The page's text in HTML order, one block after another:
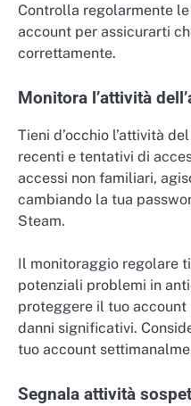
Controlla regolarmente
account per assicurarti
correttamente.
Monitora l’attività
Tieni d’occhio l’attività
recenti e tentativi di
accessi non familiari,
cambiando la tua
Steam.
Il monitoraggio regolare
potenziali problemi in
proteggere il tuo
danni significativi.
tuo account
Segnala attività